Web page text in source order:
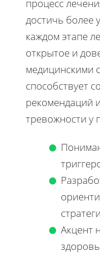
процесс
достичь более
каждом этапе
открытое и
медицинскими
способствует
рекомендаций
тревожности у
Акцент